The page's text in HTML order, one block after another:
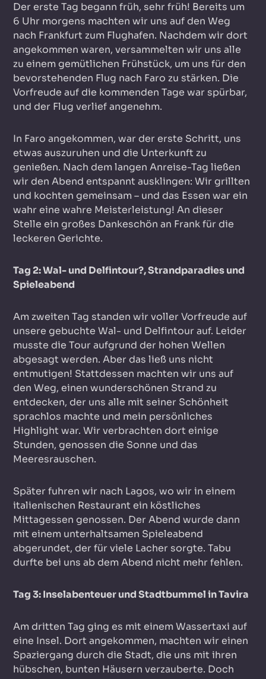
Der erste Tag begann früh, sehr früh! Bereits um
6 Uhr morgens machten wir uns auf den Weg
nach Frankfurt zum Flughafen. Nachdem wir dort
angekommen waren, versammelten wir uns alle
zu einem gemütlichen Frühstück, um uns für den
bevorstehenden Flug nach Faro zu stärken. Die
Vorfreude auf die kommenden Tage war spürbar,
und der Flug verlief angenehm.
In Faro angekommen, war der erste Schritt, uns
etwas auszuruhen und die Unterkunft zu
genießen. Nach dem langen Anreise-Tag ließen
wir den Abend entspannt ausklingen: Wir grillten
und kochten gemeinsam – und das Essen war ein
wahr eine wahre Meisterleistung! An dieser
Stelle ein großes Dankeschön an Frank für die
leckeren Gerichte.
Tag 2: Wal- und Delfintour?, Strandparadies und
Spieleabend
Am zweiten Tag standen wir voller Vorfreude auf
unsere gebuchte Wal- und Delfintour auf. Leider
musste die Tour aufgrund der hohen Wellen
abgesagt werden. Aber das ließ uns nicht
entmutigen! Stattdessen machten wir uns auf
den Weg, einen wunderschönen Strand zu
entdecken, der uns alle mit seiner Schönheit
sprachlos machte und mein persönliches
Highlight war. Wir verbrachten dort einige
Stunden, genossen die Sonne und das
Meeresrauschen.
Später fuhren wir nach Lagos, wo wir in einem
italienischen Restaurant ein köstliches
Mittagessen genossen. Der Abend wurde dann
mit einem unterhaltsamen Spieleabend
abgerundet, der für viele Lacher sorgte. Tabu
durfte bei uns ab dem Abend nicht mehr fehlen.
Tag 3: Inselabenteuer und Stadtbummel in Tavira
Am dritten Tag ging es mit einem Wassertaxi auf
eine Insel. Dort angekommen, machten wir einen
Spaziergang durch die Stadt, die uns mit ihren
hübschen, bunten Häusern verzauberte. Doch